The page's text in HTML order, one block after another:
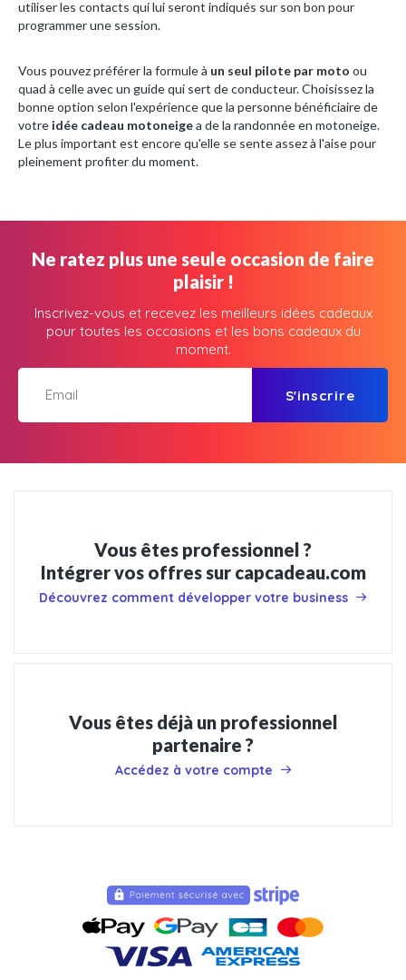
utiliser les contacts qui lui seront indiqués sur son bon pour
programmer une session.
Vous pouvez préférer la formule à un seul pilote par moto ou
quad à celle avec un guide qui sert de conducteur. Choisissez la
bonne option selon l'expérience que la personne bénéficiaire de
votre idée cadeau motoneigea de la randonnée en motoneige.
Le plus important est encore qu'elle se sente assez à l'aise pour
pleinement profiter du moment.
Ne ratez plus une seule occasion de faire
plaisir !
Inscrivez-vous et recevez les meilleurs idées cadeaux
pour toutes les occasions et les bons cadeaux du
moment.
S'inscrire
Vous êtes professionnel ?
Intégrer vos offres sur capcadeau.com
Découvrez comment développer votre business
Vous êtes déjà un professionnel
partenaire ?
Accédez à votre compte